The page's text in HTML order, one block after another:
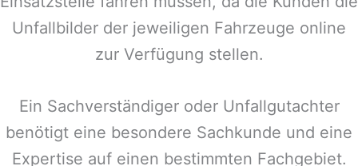
Unfallbilder der jeweiligen Fahrzeuge online
zur Verfügung stellen.
Ein Sachverständiger oder Unfallgutachter
benötigt eine besondere Sachkunde und eine
Expertise auf einen bestimmten Fachgebiet.